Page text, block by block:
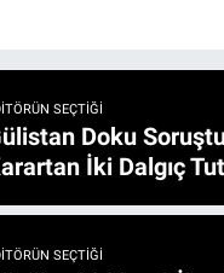
SEÇTIĞI
Doku
İki Dalgıç
SEÇTIĞI